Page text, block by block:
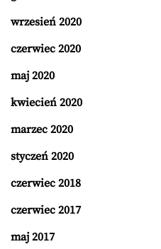
wrzesień 2020
czerwiec 2020
maj 2020
kwiecień 2020
marzec 2020
styczeń 2020
czerwiec 2018
czerwiec 2017
maj 2017